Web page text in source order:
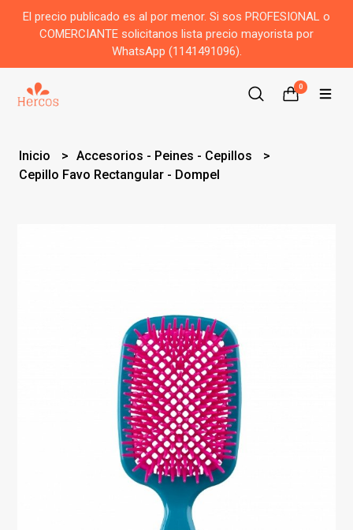
El precio publicado es al por menor. Si sos PROFESIONAL o
COMERCIANTE solicitanos lista precio mayorista por
WhatsApp (1141491096).
0
Inicio
Accesorios - Peines - Cepillos
Cepillo Favo Rectangular - Dompel